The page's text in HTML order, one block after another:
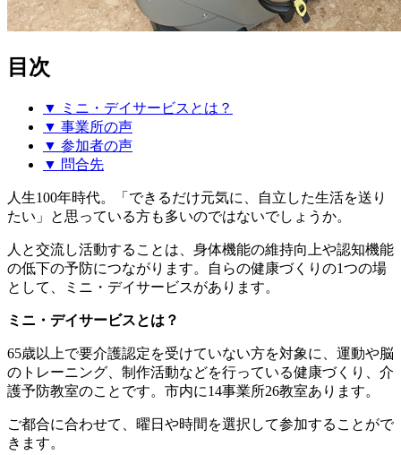
目次
▼ ミニ・デイサービスとは？
▼ 事業所の声
▼ 参加者の声
▼ 問合先
人生100年時代。「できるだけ元気に、自立した生活を送り
たい」と思っている方も多いのではないでしょうか。
人と交流し活動することは、身体機能の維持向上や認知機能
の低下の予防につながります。自らの健康づくりの1つの場
として、ミニ・デイサービスがあります。
ミニ・デイサービスとは？
65歳以上で要介護認定を受けていない方を対象に、運動や脳
のトレーニング、制作活動などを行っている健康づくり、介
護予防教室のことです。市内に14事業所26教室あります。
ご都合に合わせて、曜日や時間を選択して参加することがで
きます。